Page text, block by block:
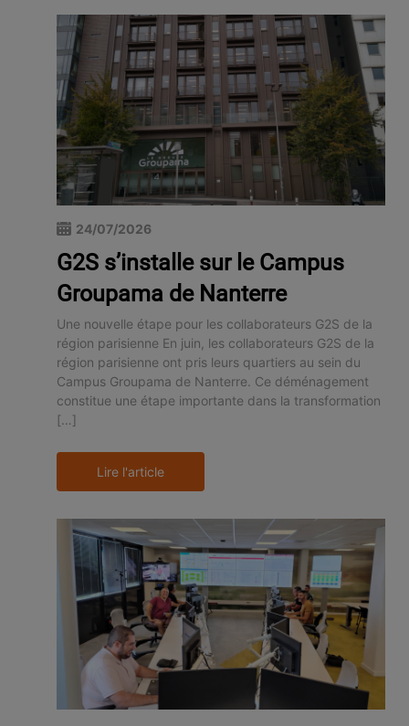
24/07/2026
G2S s’installe sur le Campus
Groupama de Nanterre
Une nouvelle étape pour les collaborateurs G2S de la
région parisienne En juin, les collaborateurs G2S de la
région parisienne ont pris leurs quartiers au sein du
Campus Groupama de Nanterre. Ce déménagement
constitue une étape importante dans la transformation
[…]
Lire l'article